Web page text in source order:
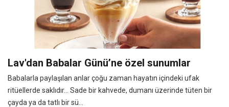
Lav'dan Babalar Günü’ne özel sunumlar
Babalarla paylaşılan anlar çoğu zaman hayatın içindeki ufak
ritüellerde saklıdır… Sade bir kahvede, dumanı üzerinde tüten bir
çayda ya da tatlı bir sü...